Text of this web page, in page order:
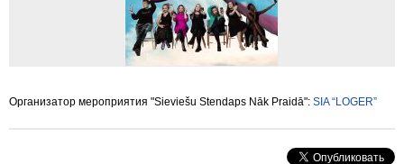
Организатор мероприятия "Sieviešu Stendaps Nāk Praidā": SIA “LOGER”